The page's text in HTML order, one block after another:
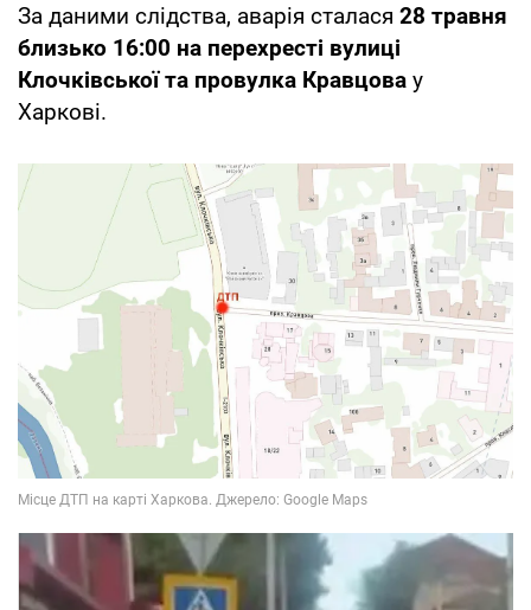
За даними слідства, аварія сталася 28 травня
близько 16:00 на перехресті вулиці
Клочківської та провулка Кравцова у
Харкові.